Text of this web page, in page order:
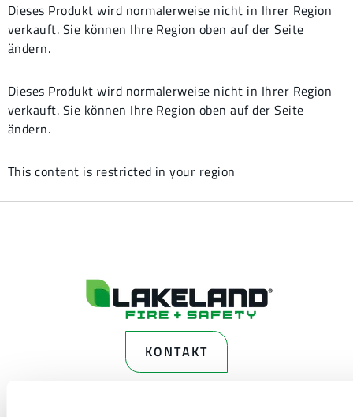
Dieses Produkt wird normalerweise nicht in Ihrer Region
verkauft. Sie können Ihre Region oben auf der Seite
ändern.
Dieses Produkt wird normalerweise nicht in Ihrer Region
verkauft. Sie können Ihre Region oben auf der Seite
ändern.
This content is restricted in your region
KONTAKT